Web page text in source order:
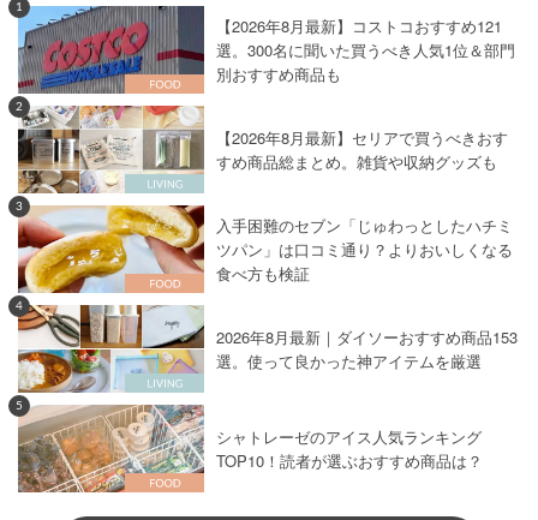
1
【2026年8月最新】コストコおすすめ121
選。300名に聞いた買うべき人気1位＆部門
別おすすめ商品も
2
【2026年8月最新】セリアで買うべきおす
すめ商品総まとめ。雑貨や収納グッズも
3
入手困難のセブン「じゅわっとしたハチミ
ツパン」は口コミ通り？よりおいしくなる
食べ方も検証
4
2026年8月最新｜ダイソーおすすめ商品153
選。使って良かった神アイテムを厳選
5
シャトレーゼのアイス人気ランキング
TOP10！読者が選ぶおすすめ商品は？